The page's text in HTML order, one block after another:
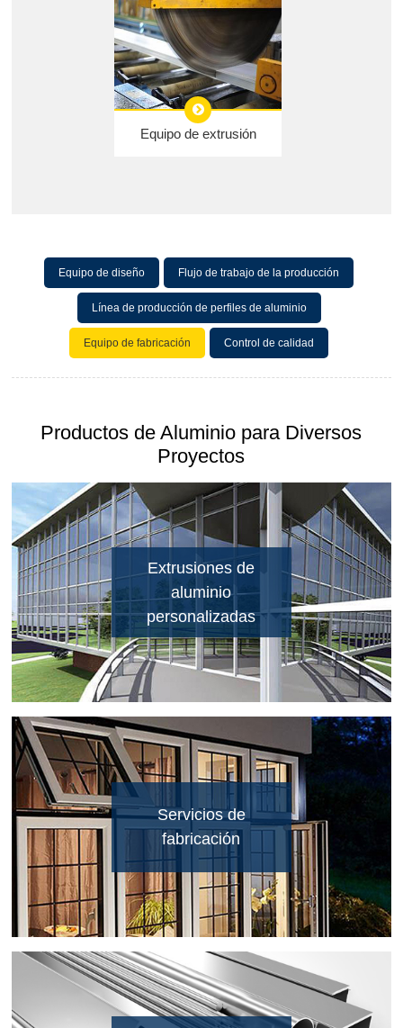
Equipo de extrusión
Equipo de diseño Flujo de trabajo de la producción
Línea de producción de perfiles de aluminio
Equipo de fabricación Control de calidad
Productos de Aluminio para Diversos
Proyectos
Extrusiones de
aluminio
personalizadas
Servicios de
fabricación